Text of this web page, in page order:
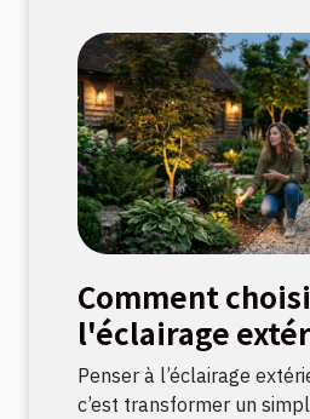
Comment
l'éclairage
pour votre
Penser à l’éclairage
c’est transformer un